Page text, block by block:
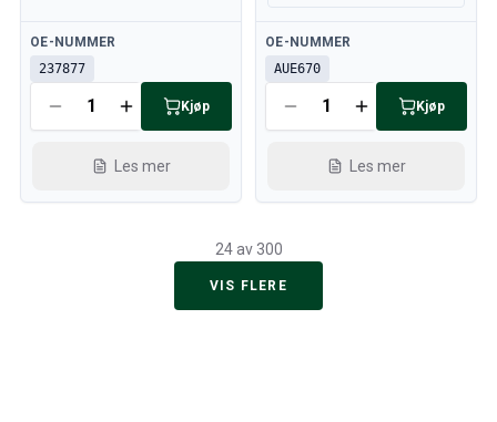
Tilgjengelig
OE-NUMMER
237877
Kjøp
Les mer
Tilgjengelig
OE-NUMMER
AUE670
Kjøp
Les mer
24 av 300
VIS FLERE